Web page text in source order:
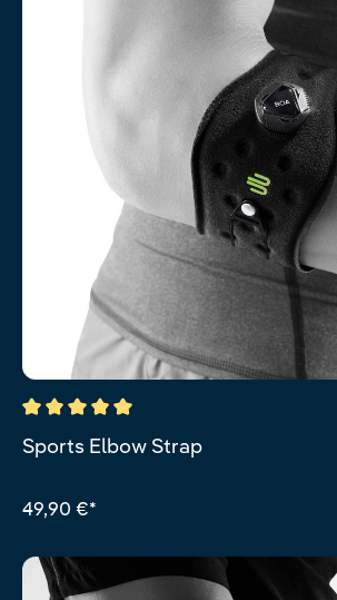
Durchschnittliche Bewertung von 5
Sports Elbow Strap
49,90 €*